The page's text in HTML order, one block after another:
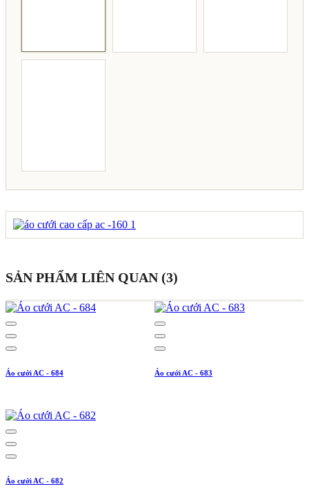
SẢN PHẨM LIÊN QUAN (3)
Áo cưới AC - 684 Áo cưới AC - 683
Áo cưới AC - 682